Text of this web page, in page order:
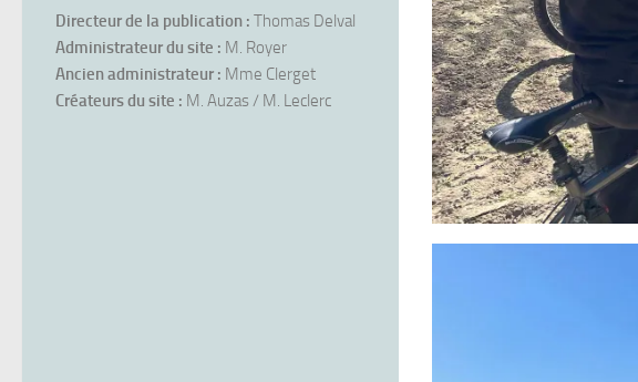
Directeur de la publication : Thomas Delval
Administrateur du site : M. Royer
Ancien administrateur : Mme Clerget
Créateurs du site : M. Auzas / M. Leclerc